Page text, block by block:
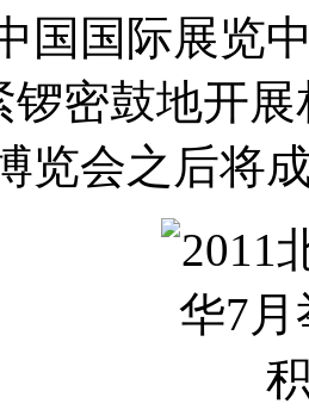
国国际展览
锣密鼓地开
览会之后将